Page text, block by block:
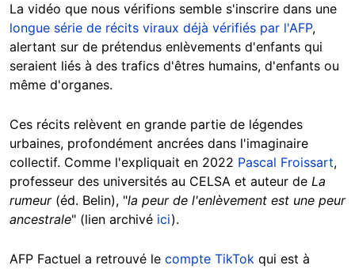
La vidéo que nous vérifions semble s'inscrire dans une
longue série de récits viraux déjà vérifiés par l'AFP,
alertant sur de prétendus enlèvements d'enfants qui
seraient liés à des trafics d'êtres humains, d'enfants ou
même d'organes.
Ces récits relèvent en grande partie de légendes
urbaines, profondément ancrées dans l'imaginaire
collectif. Comme l'expliquait en 2022 Pascal Froissart,
professeur des universités au CELSA et auteur de La
rumeur(éd. Belin), "la peur de l'enlèvement est une peur
ancestrale" (lien archivé ici).
AFP Factuel a retrouvé le compte TikTok qui est à